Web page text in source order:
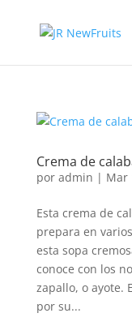
Crema de
por admin | Mar
Esta crema de
prepara en
esta sopa
conoce con los
zapallo, o ayote.
por su...